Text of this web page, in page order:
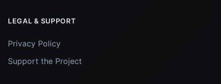
LEGAL & SUPPORT
Privacy Policy
Support the Project